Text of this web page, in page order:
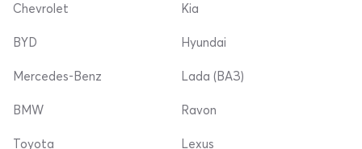
Chevrolet
BYD
Mercedes-Benz
Kia
Hyundai
Lada (ВАЗ)
BMW
Toyota
Ravon
Lexus